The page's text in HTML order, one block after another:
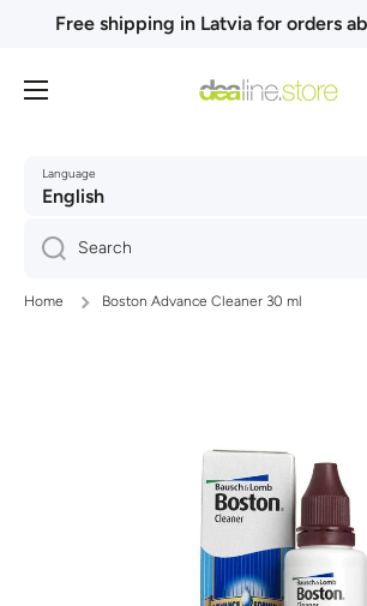
Skip to content
Free shipping in Latvia for orders
Language
English
Search
Home Boston Advance Cleaner 30 ml